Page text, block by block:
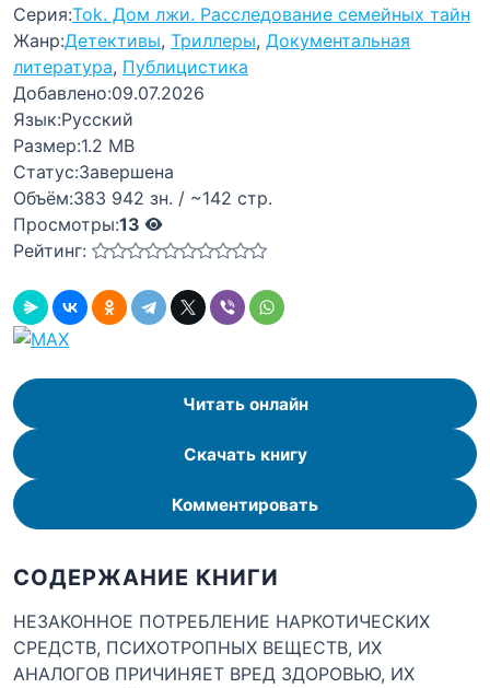
Серия:Tok. Дом лжи. Расследование семейных тайн
Жанр:Детективы, Триллеры, Документальная
литература, Публицистика
Добавлено:09.07.2026
Язык:Русский
Размер:1.2 MB
Статус:Завершена
Объём:383 942 зн. / ~142 стр.
Просмотры:13
Рейтинг:
Читать онлайн
Скачать книгу
Комментировать
СОДЕРЖАНИЕ КНИГИ
НЕЗАКОННОЕ ПОТРЕБЛЕНИЕ НАРКОТИЧЕСКИХ
СРЕДСТВ, ПСИХОТРОПНЫХ ВЕЩЕСТВ, ИХ
АНАЛОГОВ ПРИЧИНЯЕТ ВРЕД ЗДОРОВЬЮ, ИХ